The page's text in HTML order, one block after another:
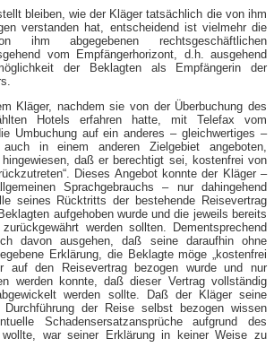
bleiben, wie der Kläger tatsächlich die von ihm
verstanden hat, entscheidend ist vielmehr die
ihm abgegebenen rechtsgeschäftlichen
vom Empfängerhorizont, d.h. ausgehend
der Beklagten als Empfängerin der
Kläger, nachdem sie von der Überbuchung des
Hotels erfahren hatte, mit Telefax vom
Umbuchung auf ein anderes – gleichwertiges –
auch in einem anderen Zielgebiet angeboten,
daß er berechtigt sei, kostenfrei von
Dieses Angebot konnte der Kläger –
Sprachgebrauchs – nur dahingehend
seines Rücktritts der bestehende Reisevertrag
aufgehoben wurde und die jeweils bereits
werden sollten. Dementsprechend
davon ausgehen, daß seine daraufhin ohne
Erklärung, die Beklagte möge „kostenfrei
auf den Reisevertrag bezogen wurde und nur
werden konnte, daß dieser Vertrag vollständig
werden sollte. Daß der Kläger seine
der Reise selbst bezogen wissen
Schadensersatzansprüche aufgrund des
wollte, war seiner Erklärung in keiner Weise zu